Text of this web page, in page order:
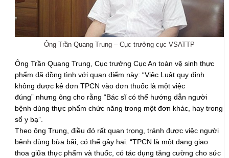
Ông Trần Quang Trung – Cục trưởng cục VSATTP
Ông Trần Quang Trung, Cục trưởng Cục An toàn vệ sinh thực
phẩm đã đồng tình với quan điểm này: “Việc Luật quy định
không được kê đơn TPCN vào đơn thuốc là một việc
đúng” nhưng ông cho rằng “Bác sĩ có thể hướng dẫn người
bệnh dùng thực phẩm chức năng trong một đơn khác, hay trong
sổ y bạ”.
Theo ông Trung, điều đó rất quan trọng, tránh được việc người
bệnh dùng bừa bãi, có thể gây hại. “TPCN là một dạng giao
thoa giữa thực phẩm và thuốc, có tác dụng tăng cường cho sức